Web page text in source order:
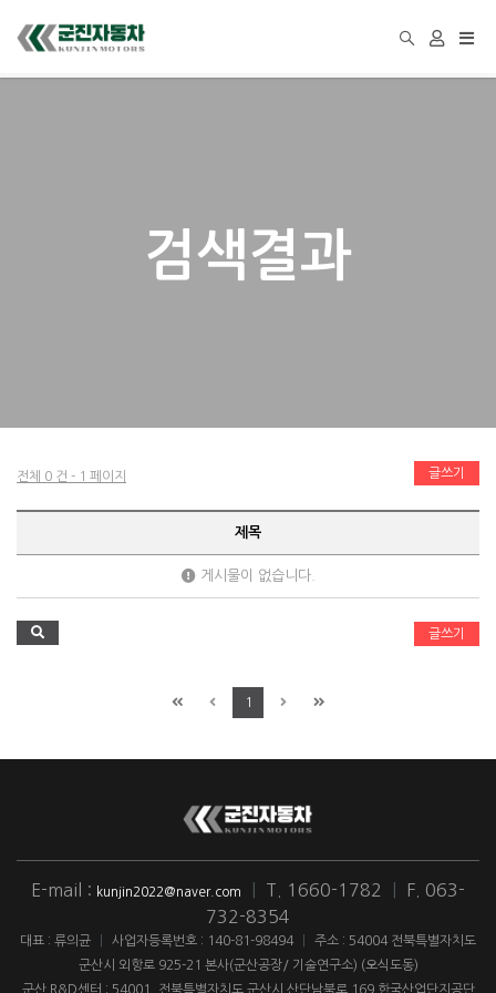
검색결과
전체 0 건 - 1 페이지 글쓰기
제목
게시물이 없습니다.
글쓰기
1
E-mail : kunjin2022@naver.com T. 1660-1782
F. 063-
732-8354
대표 : 류의균 사업자등록번호 : 140-81-98494
주소 : 54004 전북특별자치도
군산시 외항로 925-21 본사(군산공장/ 기술연구소) (오식도동)
군산 R&D센터 : 54001. 전북특별자치도 군산시 산단남북로 169 한국산업단지공단